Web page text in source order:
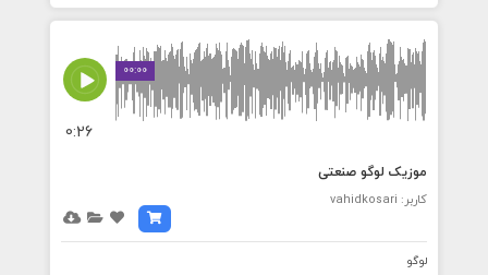
00:00
0:26
موزیک لوگو صنعتی
کاربر: vahidkosari
لوگو